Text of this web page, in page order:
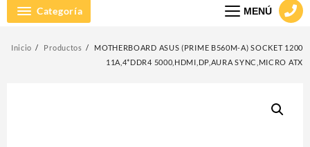
Categoría MENÚ
Inicio Productos
MOTHERBOARD ASUS (PRIME B560M-A) SOCKET 1200
11A,4*DDR4 5000,HDMI,DP,AURA SYNC,MICRO ATX